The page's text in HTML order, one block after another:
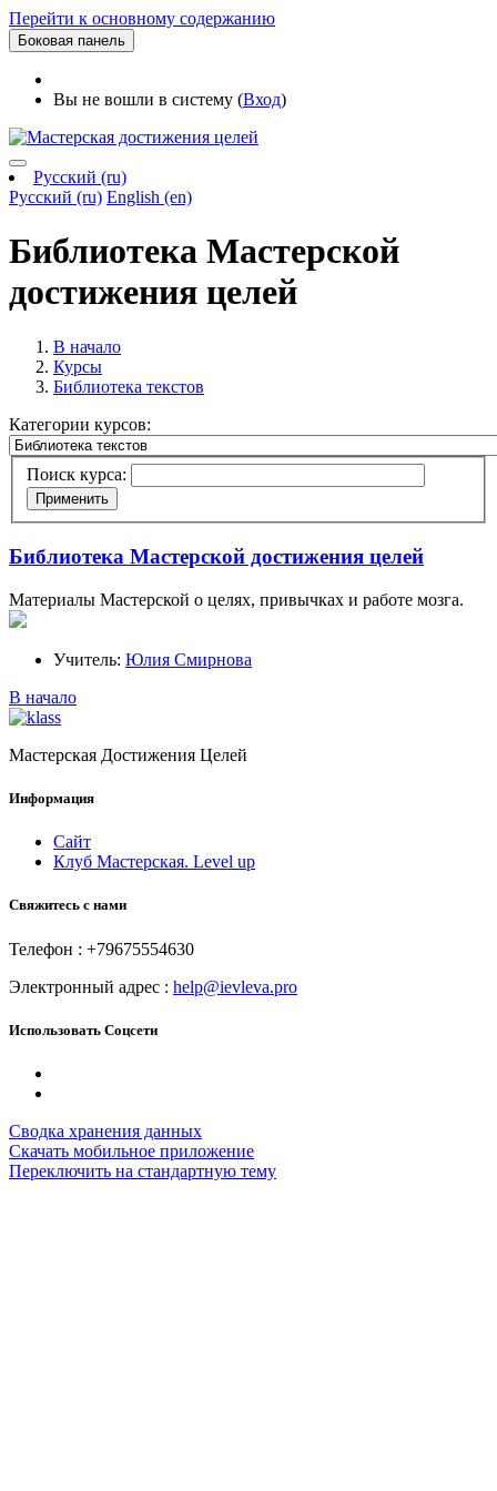
Перейти к основному содержанию
Боковая панель
Вы не вошли в систему (Вход)
Русский ‎(ru)‎
Русский ‎(ru)‎ English ‎(en)‎
Библиотека Мастерской
достижения целей
В начало
Курсы
Библиотека текстов
Категории курсов:
Поиск курса:
Библиотека Мастерской достижения целей
Материалы Мастерской о целях, привычках и работе мозга.
Учитель: Юлия Смирнова
В начало
Мастерская Достижения Целей
Информация
Сайт
Клуб Мастерская. Level up
Свяжитесь с нами
Телефон : +79675554630
Электронный адрес : help@ievleva.pro
Использовать Соцсети
Сводка хранения данных
Скачать мобильное приложение
Переключить на стандартную тему